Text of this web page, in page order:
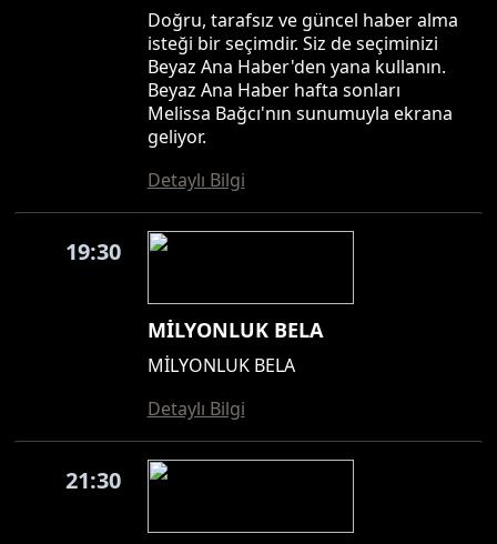
Doğru, tarafsız ve güncel haber alma
isteği bir seçimdir. Siz de seçiminizi
Beyaz Ana Haber'den yana kullanın.
Beyaz Ana Haber hafta sonları
Melissa Bağcı'nın sunumuyla ekrana
geliyor.
Detaylı Bilgi
19:30
MİLYONLUK BELA
MİLYONLUK BELA
Detaylı Bilgi
21:30